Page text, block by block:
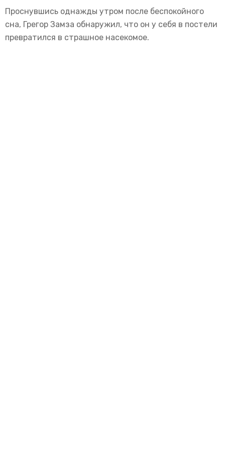
Проснувшись однажды утром после беспокойного
сна, Грегор Замза обнаружил, что он у себя в постели
превратился в страшное насекомое.